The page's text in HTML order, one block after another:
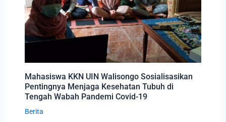
Mahasiswa KKN UIN Walisongo Sosialisasikan
Pentingnya Menjaga Kesehatan Tubuh di
Tengah Wabah Pandemi Covid-19
Berita